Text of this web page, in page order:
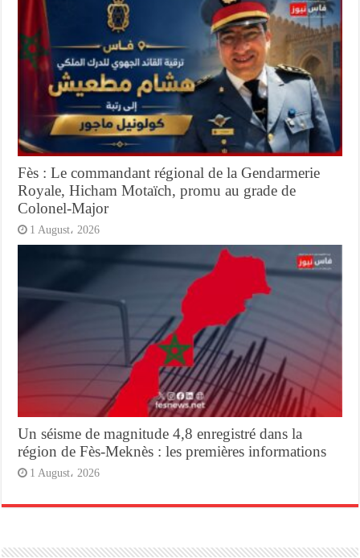
Fès : Le commandant régional de la Gendarmerie
Royale, Hicham Motaïch, promu au grade de
Colonel-Major
1 August، 2026
Un séisme de magnitude 4,8 enregistré dans la
région de Fès-Meknès : les premières informations
1 August، 2026